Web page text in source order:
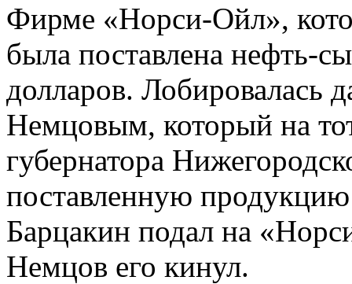
Фирме «Норси-Ойл»,
была поставлена нефть-
долларов. Лобировалась
Немцовым, который на
губернатора
поставленную
Барцакин подал на
Немцов его кинул.